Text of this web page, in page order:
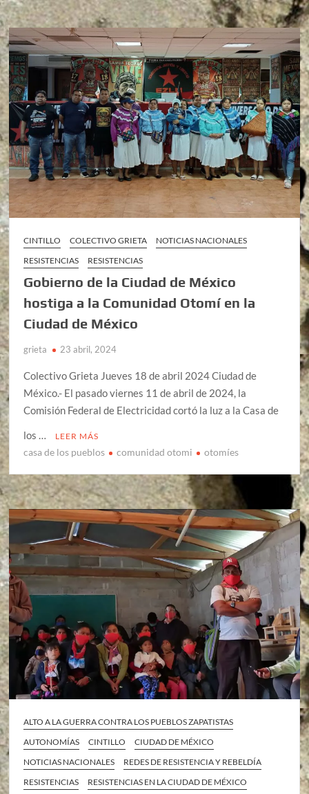
CINTILLO COLECTIVO GRIETA
NOTICIAS NACIONALES
RESISTENCIAS
RESISTENCIAS
Gobierno de la Ciudad de México
hostiga a la Comunidad Otomí en la
Ciudad de México
grieta 23 abril, 2024
Colectivo Grieta Jueves 18 de abril 2024 Ciudad de
México.- El pasado viernes 11 de abril de 2024, la
Comisión Federal de Electricidad cortó la luz a la Casa de
los …
LEER MÁS
casa de los pueblos comunidad otomi otomíes
ALTO A LA GUERRA CONTRA LOS PUEBLOS ZAPATISTAS
AUTONOMÍAS
CINTILLO
CIUDAD DE MÉXICO
NOTICIAS NACIONALES
REDES DE RESISTENCIA Y REBELDÍA
RESISTENCIAS
RESISTENCIAS EN LA CIUDAD DE MÉXICO